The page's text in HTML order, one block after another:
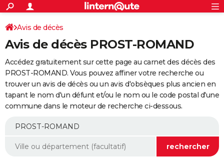
ACTUALITÉS
Politique
Société
Faits Divers
Education
Monde
Villes
+
SPORT
Coupe du monde 2026
Football
Tennis
Cyclisme
Rugby
Forum
Programme TV
TNT
Streaming
Cinéma
Sorties cinéma
Musique
+
FINANCE
Retraite
Epargne
Immobilier
Risques naturels par ville
Assurance
AUTO
Essais
Réserver un essai
Citadines
Berlines
SUV
Forum auto
+
Mobiles
Meilleur smartphone
Internet
Ordinateurs
Jeux vidéo
Guide high-tech
Aménagement intérieur
Avis de décès
Avis de décès PROST-ROMAND
Accédez gratuitement sur cette page au carnet des décès des
PROST-ROMAND. Vous pouvez affiner votre recherche ou
trouver un avis de décès ou un avis d'obsèques plus ancien en
tapant le nom d'un défunt et/ou le nom ou le code postal d'une
commune dans le moteur de recherche ci-dessous.